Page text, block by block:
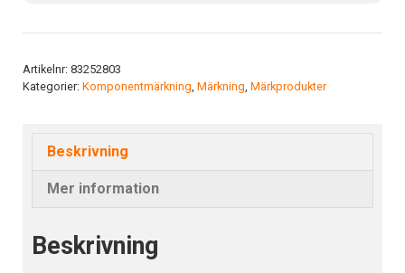
mängd
Artikelnr: 83252803
Kategorier: Komponentmärkning, Märkning, Märkprodukter
Beskrivning
Mer information
Beskrivning